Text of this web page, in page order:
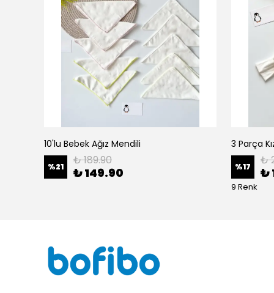
10'lu Bebek Ağız Mendili
%21 ₺ 189.90
₺ 149.90 %17 ₺
₺
9 Renk